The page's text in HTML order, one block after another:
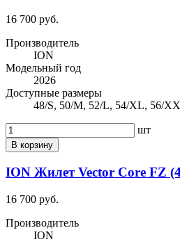
16 700 руб.
Производитель
ION
Модельный год
2026
Доступные размеры
48/S, 50/M, 52/L, 54/XL, 56/
шт
В корзину
ION Жилет Vector Core FZ
16 700 руб.
Производитель
ION